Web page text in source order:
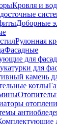
Кровля и
Доборные
Рулонная
Фасадные
для
для
камень
котлы